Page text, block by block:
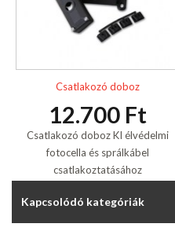
Csatlakozó doboz
12.700 Ft
Csatlakozó doboz KI élvédelmi
fotocella és sprálkábel
csatlakoztatásához
Kapcsolódó kategóriák